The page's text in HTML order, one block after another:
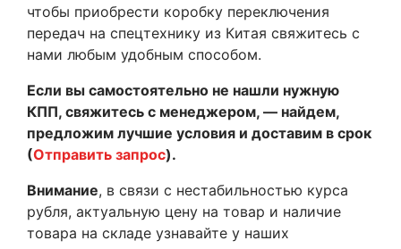
чтобы приобрести коробку переключения
передач на спецтехнику из Китая свяжитесь с
нами любым удобным способом.
Если вы самостоятельно не нашли нужную
КПП, свяжитесь с менеджером, — найдем,
предложим лучшие условия и доставим в срок
(Отправить запрос).
Внимание, в связи с нестабильностью курса
рубля, актуальную цену на товар и наличие
товара на складе узнавайте у наших